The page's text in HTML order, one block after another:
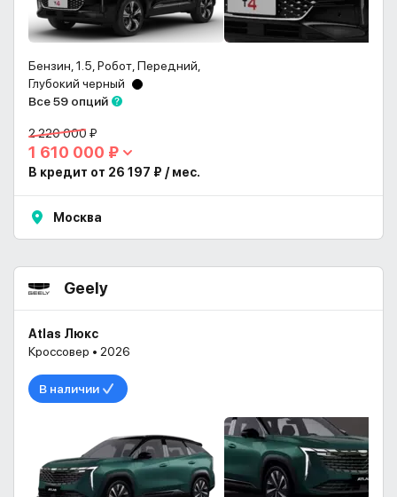
Бензин, 1.5, Робот, Передний,
Глубокий черный
Все 59 опций
2 220 000 ₽
1 610 000 ₽
В кредит от 26 197 ₽ / мес.
Москва
Geely
Atlas Люкс
Кроссовер • 2026
В наличии